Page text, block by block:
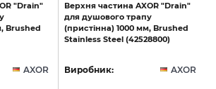
"Drain"
Brushed
AXOR
Верхня частина AXOR "Drain"
для душового трапу
(пристінна) 1000 мм, Brushed
Stainless Steel (42528800)
Виробник: AXOR